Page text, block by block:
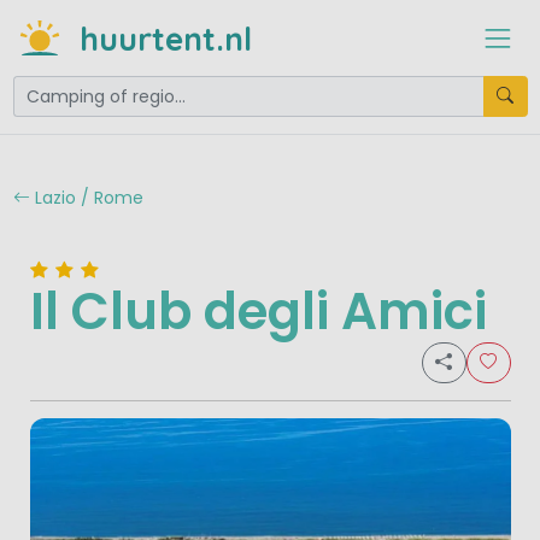
huurtent.nl
Lazio / Rome
Il Club degli Amici